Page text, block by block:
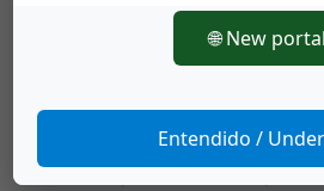
Oficina de Recursos Humanos de
Costa Rica [ORH]. (2020). Manual
https://orh.ucr.ac.cr/
Rodríguez Yunta, L. y Tejada
🌐 New portal
Entendido /